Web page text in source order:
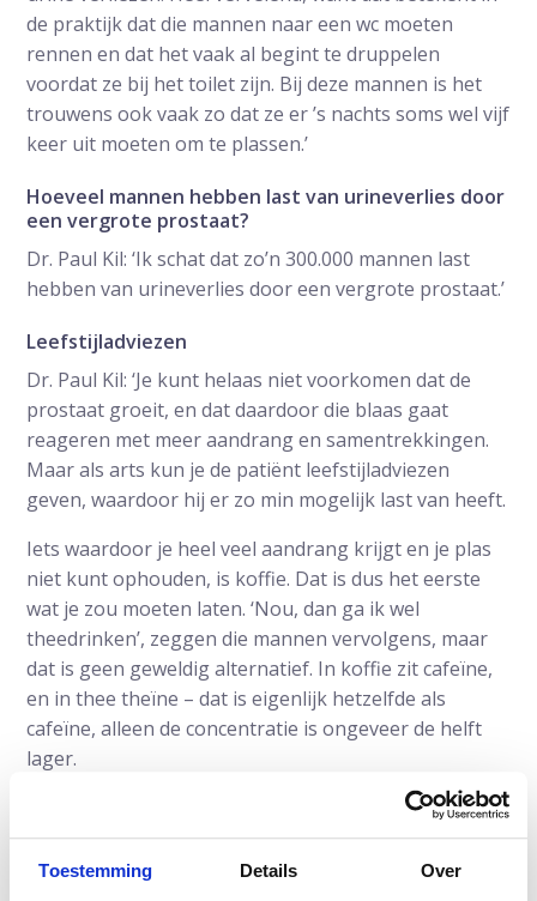
Toestemming Details Over
de praktijk dat die mannen naar een wc moeten
rennen en dat het vaak al begint te druppelen
voordat ze bij het toilet zijn. Bij deze mannen is het
trouwens ook vaak zo dat ze er ’s nachts soms wel vijf
keer uit moeten om te plassen.’
Hoeveel mannen hebben last van urineverlies door
een vergrote prostaat?
Dr. Paul Kil: ‘Ik schat dat zo’n 300.000 mannen last
hebben van urineverlies door een vergrote prostaat.’
Leefstijladviezen
Dr. Paul Kil: ‘Je kunt helaas niet voorkomen dat de
prostaat groeit, en dat daardoor die blaas gaat
reageren met meer aandrang en samentrekkingen.
Maar als arts kun je de patiënt leefstijladviezen
geven, waardoor hij er zo min mogelijk last van heeft.
Iets waardoor je heel veel aandrang krijgt en je plas
niet kunt ophouden, is koffie. Dat is dus het eerste
wat je zou moeten laten. ‘Nou, dan ga ik wel
theedrinken’, zeggen die mannen vervolgens, maar
dat is geen geweldig alternatief. In koffie zit cafeïne,
en in thee theïne – dat is eigenlijk hetzelfde als
cafeïne, alleen de concentratie is ongeveer de helft
lager.
Daarnaast kun je beter wegblijven van kruidig en
heet eten, dat zorgt ook voor aandrang.
Tenslotte is het wijs om koolzuurhoudende dranken,